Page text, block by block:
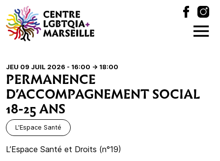
JEU 09 JUIL 2026 - 16:00 -> 18:00
PERMANENCE
D’ACCOMPAGNEMENT SOCIAL
18-25 ANS
L'Espace Santé
L’Espace Santé et Droits (n°19)